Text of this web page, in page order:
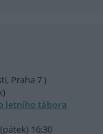
Praha 7 )
letního tábora
16:30